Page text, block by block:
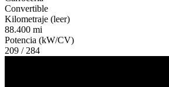
Convertible
Kilometraje (leer)
88.400 mi
Potencia (kW/CV)
209 / 284